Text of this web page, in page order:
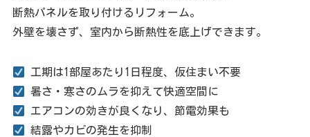
断熱パネルを取り付けるリフォーム。
外壁を壊さず、室内から断熱性を底上げできます。
工期は1部屋あたり1日程度、仮住まい不要
暑さ・寒さのムラを抑えて快適空間に
エアコンの効きが良くなり、節電効果も
結露やカビの発生を抑制